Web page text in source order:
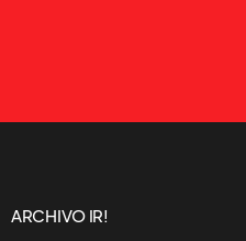
ARCHIVO IR!